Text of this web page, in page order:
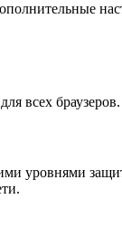
всех браузеров.
уровнями